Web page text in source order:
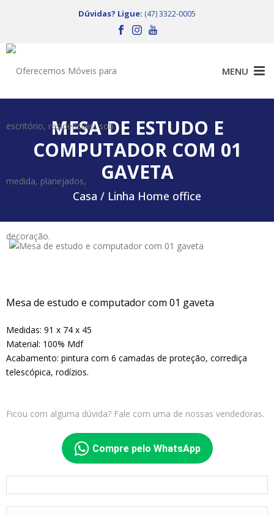
Dúvidas? Ligue: (47) 3322-0005
MESA DE ESTUDO E
COMPUTADOR COM 01
GAVETA
Casa / Linha Home office
Mesa de estudo e computador com 01 gaveta
Medidas: 91 x 74 x 45
Material: 100% Mdf
Acabamento: pintura com 6 camadas de proteção, corrediça
telescópica, rodízios.
Ficou com alguma dúvida? Fale com uma de nossas vendedoras.
Compre pelo WhatsApp